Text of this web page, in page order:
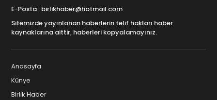
E-Posta : birlikhaber@hotmail.com
Sitemizde yayınlanan haberlerin telif hakları haber
kaynaklarına aittir, haberleri kopyalamayınız.
Anasayfa
Künye
Birlik Haber